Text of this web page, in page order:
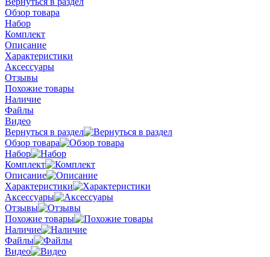
Обзор товара
Набор
Комплект
Описание
Характеристики
Аксессуары
Отзывы
Похожие товары
Наличие
Файлы
Видео
Вернуться в раздел
Обзор товара
Набор
Комплект
Описание
Характеристики
Аксессуары
Отзывы
Похожие товары
Наличие
Файлы
Видео